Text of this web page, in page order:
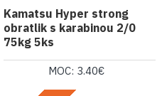
Kamatsu Hyper strong
obratlik s karabinou 2/0
75kg 5ks
MOC: 3.40€